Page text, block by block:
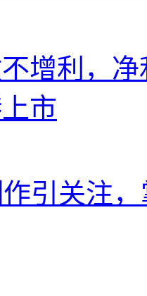
增利，
市
引关注